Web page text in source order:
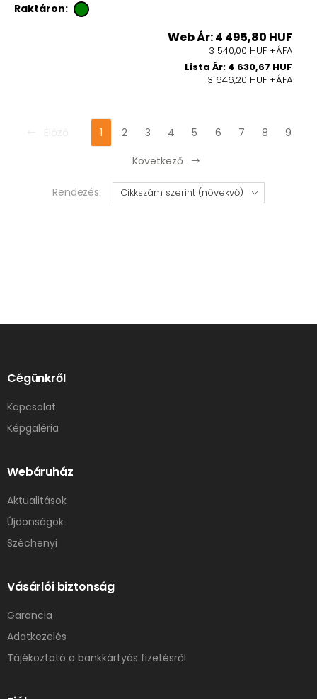
Raktáron:
Web Ár: 4 495,80 HUF
3 540,00 HUF +ÁFA
Lista Ár: 4 630,67 HUF
3 646,20 HUF +ÁFA
1 2 3 4 5 6 7 8
9
Következő
Rendezés:
Cégünkről
Kapcsolat
Képgaléria
Webáruház
Aktualitások
Újdonságok
Széchenyi
Vásárlói biztonság
Garancia
Adatkezelés
Tájékoztató a bankkártyás fizetésről